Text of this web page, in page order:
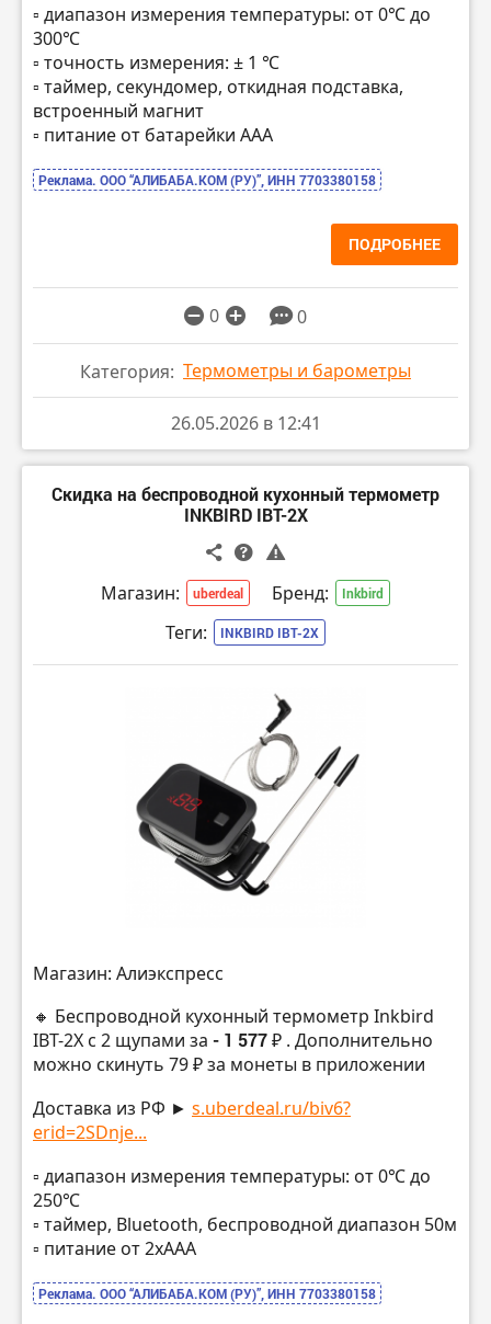
▫️ диапазон измерения температуры: от 0℃ до
300℃
▫️ точность измерения: ± 1 ℃
▫️ таймер, секундомер, откидная подставка,
встроенный магнит
▫️ питание от батарейки ААА
Реклама. ООО “АЛИБАБА.КОМ (РУ)”, ИНН 7703380158
ПОДРОБНЕЕ
0 0
Категория: Термометры и барометры
26.05.2026 в 12:41
Скидка на беспроводной кухонный термометр
INKBIRD IBT-2X
Магазин: uberdeal Бренд: Inkbird
Теги: INKBIRD IBT-2X
Магазин: Алиэкспресс
🔸 Беспроводной кухонный термометр Inkbird
IBT-2X с 2 щупами за - 1 577 ₽ . Дополнительно
можно скинуть 79 ₽ за монеты в приложении
Доставка из РФ ► s.uberdeal.ru/biv6?
erid=2SDnje...
▫️ диапазон измерения температуры: от 0℃ до
250℃
▫️ таймер, Bluetooth, беспроводной диапазон 50м
▫️ питание от 2хААА
Реклама. ООО “АЛИБАБА.КОМ (РУ)”, ИНН 7703380158